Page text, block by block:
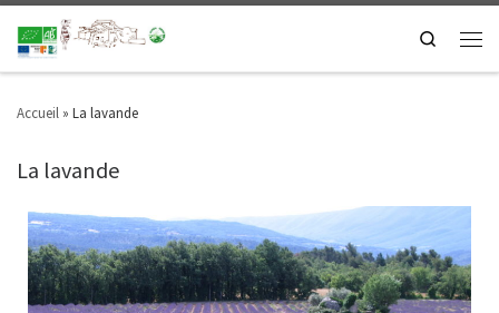
Search
Accueil » La lavande
La lavande